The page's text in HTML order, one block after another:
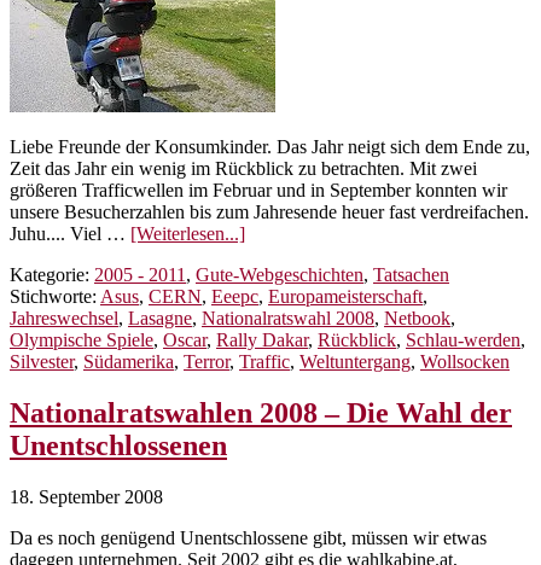
Liebe Freunde der Konsumkinder. Das Jahr neigt sich dem Ende zu,
Zeit das Jahr ein wenig im Rückblick zu betrachten. Mit zwei
größeren Trafficwellen im Februar und in September konnten wir
unsere Besucherzahlen bis zum Jahresende heuer fast verdreifachen.
Juhu.... Viel … [Weiterlesen...]ÜberJahresrückblick
–
Das
war
das
Blogjahr
Kategorie: 2005 - 2011 , Gute-Webgeschichten, Tatsachen
Stichworte: Asus, CERN, Eeepc, Europameisterschaft,
Jahreswechsel, Lasagne, Nationalratswahl 2008, Netbook,
Olympische Spiele, Oscar, Rally Dakar, Rückblick, Schlau-werden,
Silvester, Südamerika, Terror, Traffic, Weltuntergang, Wollsocken
Nationalratswahlen 2008 – Die Wahl der
Unentschlossenen
18. September 2008
Da es noch genügend Unentschlossene gibt, müssen wir etwas
dagegen unternehmen. Seit 2002 gibt es die wahlkabine.at,